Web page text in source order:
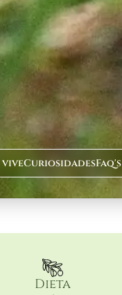
CuriosidadesFaq's
Dieta